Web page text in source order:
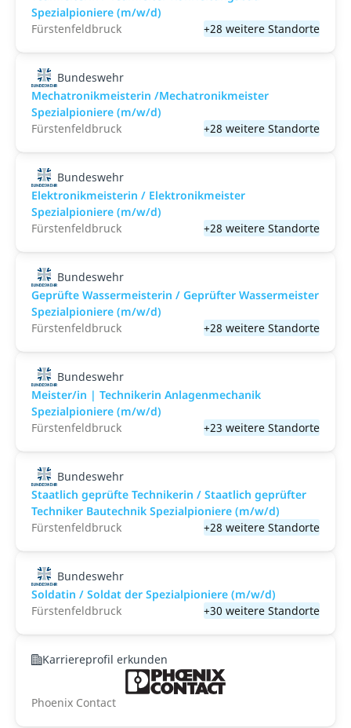
Spezialpioniere (m/w/d)
Fürstenfeldbruck
+28 weitere Standorte
Bundeswehr
Mechatronikmeisterin /Mechatronikmeister
Spezialpioniere (m/w/d)
Fürstenfeldbruck
+28 weitere Standorte
Bundeswehr
Elektronikmeisterin / Elektronikmeister
Spezialpioniere (m/w/d)
Fürstenfeldbruck
+28 weitere Standorte
Bundeswehr
Geprüfte Wassermeisterin / Geprüfter Wassermeister
Spezialpioniere (m/w/d)
Fürstenfeldbruck
+28 weitere Standorte
Bundeswehr
Meister/in | Technikerin Anlagenmechanik
Spezialpioniere (m/w/d)
Fürstenfeldbruck
+23 weitere Standorte
Bundeswehr
Staatlich geprüfte Technikerin / Staatlich geprüfter
Techniker Bautechnik Spezialpioniere (m/w/d)
Fürstenfeldbruck
+28 weitere Standorte
Bundeswehr
Soldatin / Soldat der Spezialpioniere (m/w/d)
Fürstenfeldbruck
+30 weitere Standorte
Karriereprofil erkunden
Phoenix Contact